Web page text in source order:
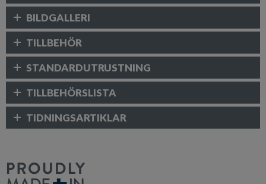
BILDGALLERI
TILLBEHÖR
STANDARDUTRUSTNING
TILLBEHÖRSLISTA
TIDNINGSARTIKLAR